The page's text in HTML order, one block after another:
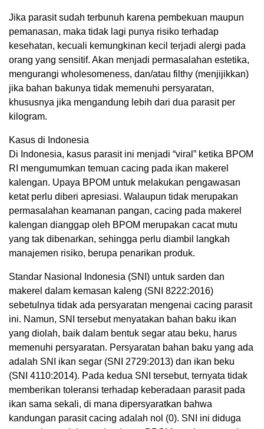
Jika parasit sudah terbunuh karena pembekuan maupun
pemanasan, maka tidak lagi punya risiko terhadap
kesehatan, kecuali kemungkinan kecil terjadi alergi pada
orang yang sensitif. Akan menjadi permasalahan estetika,
mengurangi wholesomeness, dan/atau filthy (menjijikkan)
jika bahan bakunya tidak memenuhi persyaratan,
khususnya jika mengandung lebih dari dua parasit per
kilogram.
Kasus di Indonesia
Di Indonesia, kasus parasit ini menjadi “viral” ketika BPOM
RI mengumumkan temuan cacing pada ikan makerel
kalengan. Upaya BPOM untuk melakukan pengawasan
ketat perlu diberi apresiasi. Walaupun tidak merupakan
permasalahan keamanan pangan, cacing pada makerel
kalengan dianggap oleh BPOM merupakan cacat mutu
yang tak dibenarkan, sehingga perlu diambil langkah
manajemen risiko, berupa penarikan produk.
Standar Nasional Indonesia (SNI) untuk sarden dan
makerel dalam kemasan kaleng (SNI 8222:2016)
sebetulnya tidak ada persyaratan mengenai cacing parasit
ini. Namun, SNI tersebut menyatakan bahan baku ikan
yang diolah, baik dalam bentuk segar atau beku, harus
memenuhi persyaratan. Persyaratan bahan baku yang ada
adalah SNI ikan segar (SNI 2729:2013) dan ikan beku
(SNI 4110:2014). Pada kedua SNI tersebut, ternyata tidak
memberikan toleransi terhadap keberadaan parasit pada
ikan sama sekali, di mana dipersyaratkan bahwa
kandungan parasit cacing adalah nol (0). SNI ini diduga